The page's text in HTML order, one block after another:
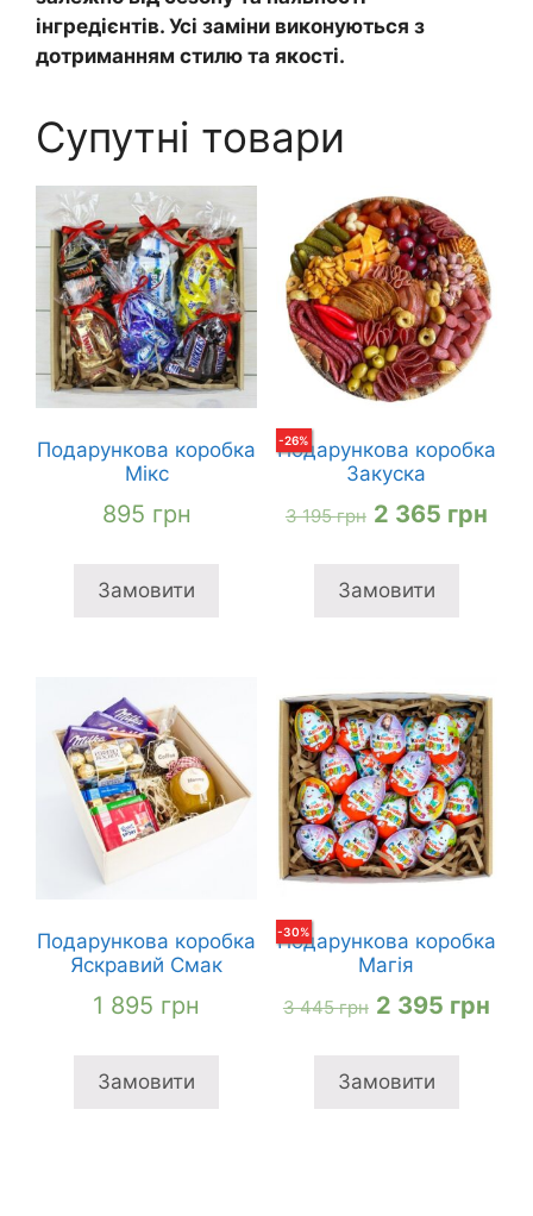
інгредієнтів. Усі заміни виконуються з
дотриманням стилю та якості.
Супутні товари
Подарункова коробка
Мікс
895 грн
Замовити
-26%
Подарункова коробка
Закуска
3 195грн Оригінальна
3
2 365 грн
Замовити
Подарункова коробка
Яскравий Смак
1 895 грн
Замовити
-30%
Подарункова коробка
Магія
3 445грн Оригінальна
3
2 395 грн
Замовити